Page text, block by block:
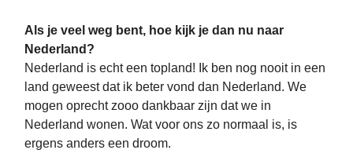
Als je veel weg bent, hoe kijk je dan nu naar
Nederland?
Nederland is echt een topland! Ik ben nog nooit in een
land geweest dat ik beter vond dan Nederland. We
mogen oprecht zooo dankbaar zijn dat we in
Nederland wonen. Wat voor ons zo normaal is, is
ergens anders een droom.